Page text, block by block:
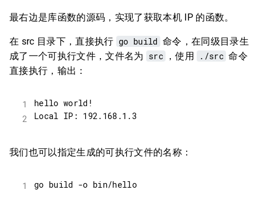
最右边是库函数的源码，实现了获取本机 IP 的函数。
在 src 目录下，直接执行 go build 命令，在同级目录生
成了一个可执行文件，文件名为 src ，使用 ./src 命令
直接执行，输出：
2
我们也可以指定生成的可执行文件的名称：
go build -o bin/hello